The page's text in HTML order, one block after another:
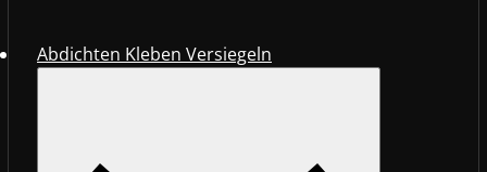
Abdichten Kleben Versiegeln